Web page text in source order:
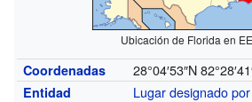
Ubicación de Florida en
Coordenadas 28°04′53″N
Entidad
Lugar designado